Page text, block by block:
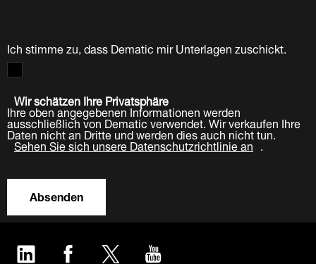
Ich stimme zu, dass Dematic mir Unterlagen zuschickt.
Wir schätzen Ihre Privatsphäre
Ihre oben angegebenen Informationen werden
ausschließlich von Dematic verwendet. Wir verkaufen Ihre
Daten nicht an Dritte und werden dies auch nicht tun.
Sehen Sie sich unsere Datenschutzrichtlinie an .
Absenden
LinkedIn Facebook Twitter